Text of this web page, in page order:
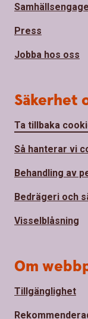
Press
Jobba hos oss
Säkerhet
Ta tillbaka
Så hanterar vi
Behandling av
Bedrägeri och
Visselblåsning
Om
Tillgänglighet